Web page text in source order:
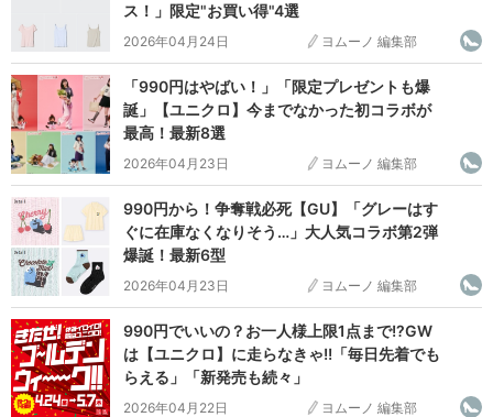
ス！」限定"お買い得"4選
2026年04月24日 ヨムーノ 編集部
「990円はやばい！」「限定プレゼントも爆
誕」【ユニクロ】今までなかった初コラボが
最高！最新8選
2026年04月23日 ヨムーノ 編集部
990円から！争奪戦必死【GU】「グレーはす
ぐに在庫なくなりそう…」大人気コラボ第2弾
爆誕！最新6型
2026年04月23日 ヨムーノ 編集部
990円でいいの？お一人様上限1点まで!?GW
は【ユニクロ】に走らなきゃ!!「毎日先着でも
らえる」「新発売も続々」
2026年04月22日 ヨムーノ 編集部